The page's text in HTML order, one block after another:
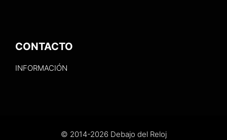
CONTACTO
INFORMACIÓN
© 2014-2026 Debajo del Reloj